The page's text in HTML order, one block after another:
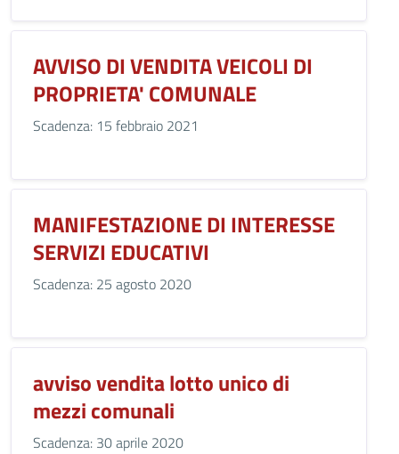
AVVISO DI VENDITA VEICOLI DI
PROPRIETA' COMUNALE
Scadenza: 15 febbraio 2021
MANIFESTAZIONE DI INTERESSE
SERVIZI EDUCATIVI
Scadenza: 25 agosto 2020
avviso vendita lotto unico di
mezzi comunali
Scadenza: 30 aprile 2020